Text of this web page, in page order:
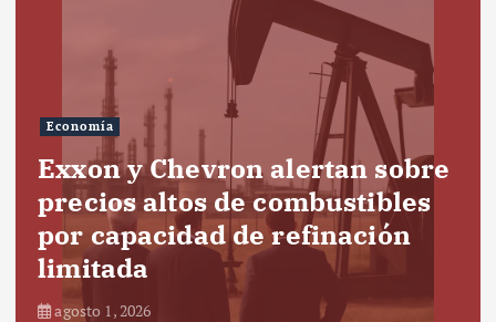
Economía
Exxon y Chevron alertan sobre
precios altos de combustibles
por capacidad de refinación
limitada
agosto 1, 2026